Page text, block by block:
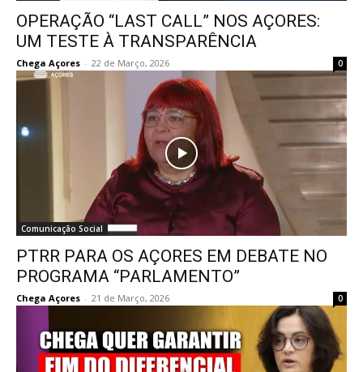
OPERAÇÃO “LAST CALL” NOS AÇORES:
UM TESTE À TRANSPARÊNCIA
Chega Açores - 22 de Março, 2026 0
Comunicação Social
PTRR PARA OS AÇORES EM DEBATE NO
PROGRAMA “PARLAMENTO”
Chega Açores - 21 de Março, 2026 0